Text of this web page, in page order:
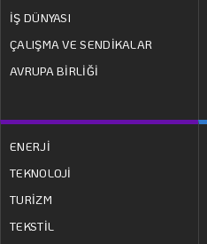
İŞ DÜNYASI
ÇALIŞMA VE SENDİKALAR
AVRUPA BİRLİĞİ
ENERJİ
TEKNOLOJİ
TURİZM
TEKSTİL